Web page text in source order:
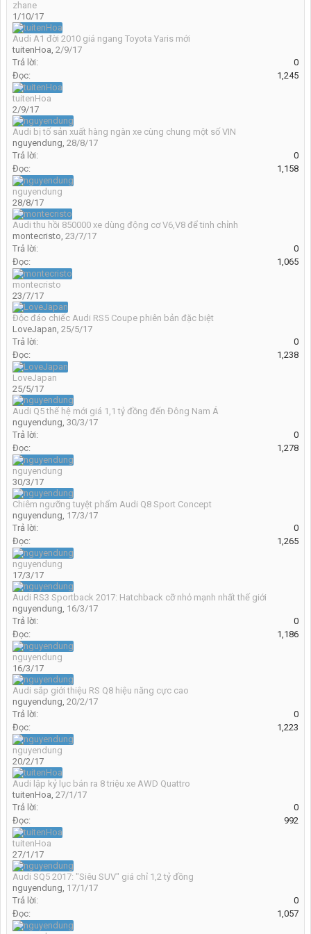
zhane
1/10/17
Audi A1 đời 2010 giá ngang Toyota Yaris mới
tuitenHoa, 2/9/17
Trả lời:
0
Đọc:
1,245
tuitenHoa
2/9/17
Audi bị tố sản xuất hàng ngàn xe cùng chung một số VIN
nguyendung, 28/8/17
Trả lời:
0
Đọc:
1,158
nguyendung
28/8/17
Audi thu hồi 850000 xe dùng động cơ V6,V8 để tinh chỉnh
montecristo, 23/7/17
Trả lời:
0
Đọc:
1,065
montecristo
23/7/17
Độc đáo chiếc Audi RS5 Coupe phiên bản đặc biệt
LoveJapan, 25/5/17
Trả lời:
0
Đọc:
1,238
LoveJapan
25/5/17
Audi Q5 thế hệ mới giá 1,1 tỷ đồng đến Đông Nam Á
nguyendung, 30/3/17
Trả lời:
0
Đọc:
1,278
nguyendung
30/3/17
Chiêm ngưỡng tuyệt phẩm Audi Q8 Sport Concept
nguyendung, 17/3/17
Trả lời:
0
Đọc:
1,265
nguyendung
17/3/17
Audi RS3 Sportback 2017: Hatchback cỡ nhỏ mạnh nhất thế giới
nguyendung, 16/3/17
Trả lời:
0
Đọc:
1,186
nguyendung
16/3/17
Audi sắp giới thiệu RS Q8 hiệu năng cực cao
nguyendung, 20/2/17
Trả lời:
0
Đọc:
1,223
nguyendung
20/2/17
Audi lập kỷ lục bán ra 8 triệu xe AWD Quattro
tuitenHoa, 27/1/17
Trả lời:
0
Đọc:
992
tuitenHoa
27/1/17
Audi SQ5 2017: "Siêu SUV" giá chỉ 1,2 tỷ đồng
nguyendung, 17/1/17
Trả lời:
0
Đọc:
1,057